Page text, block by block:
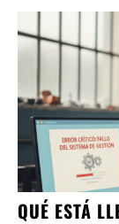
QUÉ ESTÁ